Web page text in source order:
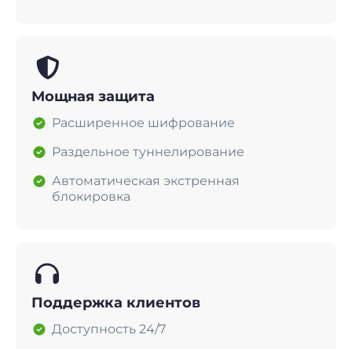
Мощная защита
Расширенное шифрование
Раздельное туннелирование
Автоматическая экстренная
блокировка
Поддержка клиентов
Доступность 24/7